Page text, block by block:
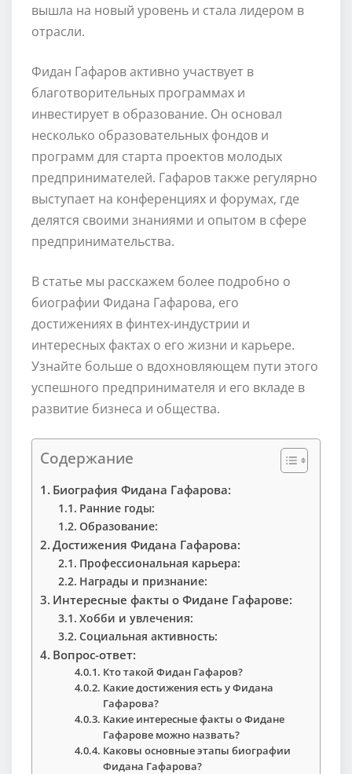
вышла на новый уровень и стала лидером в
отрасли.
Фидан Гафаров активно участвует в
благотворительных программах и
инвестирует в образование. Он основал
несколько образовательных фондов и
программ для старта проектов молодых
предпринимателей. Гафаров также регулярно
выступает на конференциях и форумах, где
делятся своими знаниями и опытом в сфере
предпринимательства.
В статье мы расскажем более подробно о
биографии Фидана Гафарова, его
достижениях в финтех-индустрии и
интересных фактах о его жизни и карьере.
Узнайте больше о вдохновляющем пути этого
успешного предпринимателя и его вкладе в
развитие бизнеса и общества.
Содержание
Биография Фидана Гафарова:
Ранние годы:
Образование:
Достижения Фидана Гафарова:
Профессиональная карьера:
Награды и признание:
Интересные факты о Фидане Гафарове:
Хобби и увлечения:
Социальная активность:
Вопрос-ответ:
Кто такой Фидан Гафаров?
Какие достижения есть у Фидана
Гафарова?
Какие интересные факты о Фидане
Гафарове можно назвать?
Каковы основные этапы биографии
Фидана Гафарова?